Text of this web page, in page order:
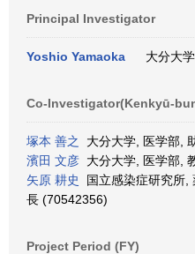
Principal Investigator
Yoshio Yamaoka 大分大
Co-Investigator(Kenkyū-
塚本 善之
大分大学, 医学部,
濱田 文彦 大分大学, 医学部,
矢原 耕史
国立感染症研究所,
長 (70542356)
Project Period (FY)